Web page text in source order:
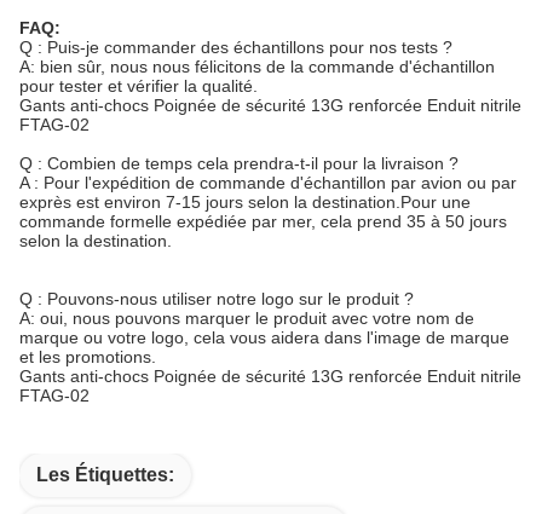
FAQ:
Q : Puis-je commander des échantillons pour nos tests ?
A: bien sûr, nous nous félicitons de la commande d'échantillon
pour tester et vérifier la qualité.
Gants anti-chocs Poignée de sécurité 13G renforcée Enduit nitrile
FTAG-02
Q : Combien de temps cela prendra-t-il pour la livraison ?
A : Pour l'expédition de commande d'échantillon par avion ou par
exprès est environ 7-15 jours selon la destination.Pour une
commande formelle expédiée par mer, cela prend 35 à 50 jours
selon la destination.
Q : Pouvons-nous utiliser notre logo sur le produit ?
A: oui, nous pouvons marquer le produit avec votre nom de
marque ou votre logo, cela vous aidera dans l'image de marque
et les promotions.
Gants anti-chocs Poignée de sécurité 13G renforcée Enduit nitrile
FTAG-02
Les Étiquettes: